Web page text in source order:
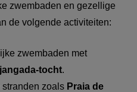
zwembaden en gezellige
de volgende activiteiten:
zwembaden met
jangada-tocht.
zoals Praia de